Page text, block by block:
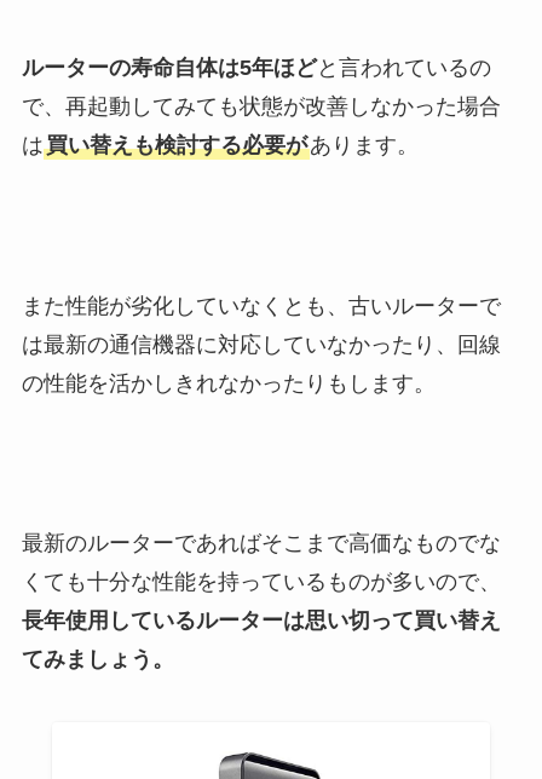
ルーターの寿命自体は5年ほどと言われているの
で、再起動してみても状態が改善しなかった場合
は買い替えも検討する必要があります。
また性能が劣化していなくとも、古いルーターで
は最新の通信機器に対応していなかったり、回線
の性能を活かしきれなかったりもします。
最新のルーターであればそこまで高価なものでな
くても十分な性能を持っているものが多いので、
長年使用しているルーターは思い切って買い替え
てみましょう。